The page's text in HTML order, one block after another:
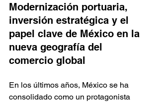
Modernización portuaria,
inversión estratégica y el
papel clave de México en la
nueva geografía del
comercio global
En los últimos años, México se ha
consolidado como un protagonista